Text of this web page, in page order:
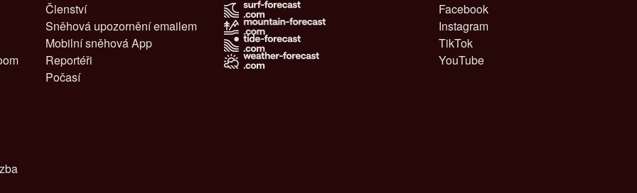
Členství
Sněhová upozornění emailem
Mobilní sněhová App
Reportéři
Počasí
Facebook
Instagram
TikTok
YouTube